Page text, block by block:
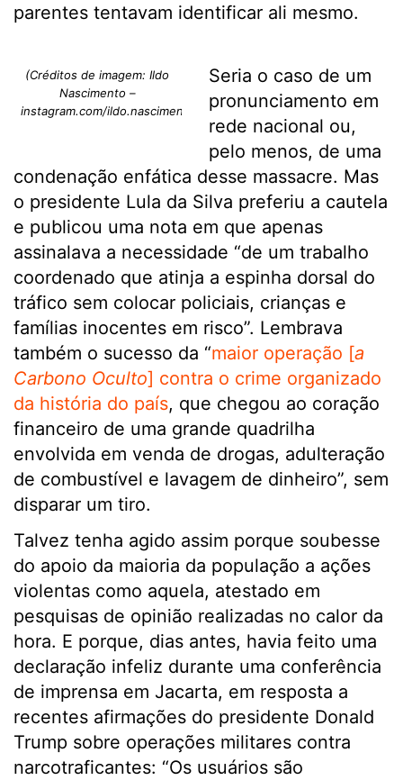
parentes tentavam identificar ali mesmo.
(Créditos de imagem: Ildo
Nascimento –
instagram.com/ildo.nascimento.31)
Seria o caso de um
pronunciamento em
rede nacional ou,
pelo menos, de uma
condenação enfática desse massacre. Mas
o presidente Lula da Silva preferiu a cautela
e publicou uma nota em que apenas
assinalava a necessidade “de um trabalho
coordenado que atinja a espinha dorsal do
tráfico sem colocar policiais, crianças e
famílias inocentes em risco”. Lembrava
também o sucesso da “maior operação [a
Carbono Oculto] contra o crime organizado
da história do país, que chegou ao coração
financeiro de uma grande quadrilha
envolvida em venda de drogas, adulteração
de combustível e lavagem de dinheiro”, sem
disparar um tiro.
Talvez tenha agido assim porque soubesse
do apoio da maioria da população a ações
violentas como aquela, atestado em
pesquisas de opinião realizadas no calor da
hora. E porque, dias antes, havia feito uma
declaração infeliz durante uma conferência
de imprensa em Jacarta, em resposta a
recentes afirmações do presidente Donald
Trump sobre operações militares contra
narcotraficantes: “Os usuários são